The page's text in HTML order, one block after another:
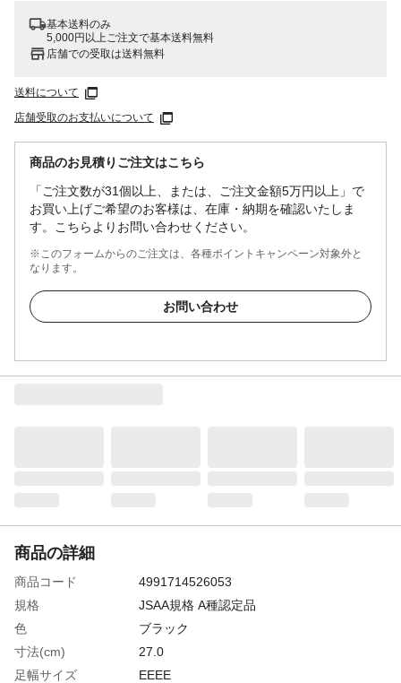
基本送料のみ
5,000円以上ご注文で基本送料無料
店舗での受取は送料無料
送料について
店舗受取のお支払いについて
商品のお見積りご注文はこちら
「ご注文数が31個以上、または、ご注文金額5万円以上」で
お買い上げご希望のお客様は、在庫・納期を確認いたしま
す。こちらよりお問い合わせください。
※このフォームからのご注文は、各種ポイントキャンペーン対象外と
なります。
お問い合わせ
商品の詳細
商品コード
4991714526053
規格
JSAA規格 A種認定品
色
ブラック
寸法(cm)
27.0
足幅サイズ
EEEE